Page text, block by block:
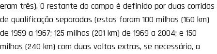
eram três). O restante do campo é definido por duas corridas
de qualificação separadas (estas foram 100 milhas (160 km)
de 1959 a 1967; 125 milhas (201 km) de 1969 a 2004; e 150
milhas (240 km) com duas voltas extras, se necessário, a